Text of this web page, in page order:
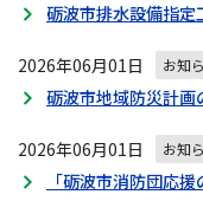
砺波市排水設備指定
2026年06月01日 お知
砺波市地域防災計画
2026年06月01日 お知
「砺波市消防団応援